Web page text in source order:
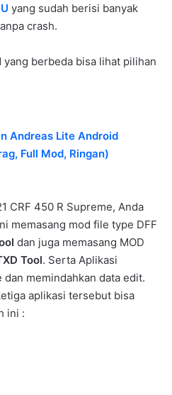
yang sudah berisi banyak
crash.
berbeda bisa lihat pilihan
Andreas Lite Android
Full Mod, Ringan)
CRF 450 R Supreme, Anda
memasang mod file type DFF
dan juga memasang MOD
Tool. Serta Aplikasi
memindahkan data edit.
aplikasi tersebut bisa
ini :